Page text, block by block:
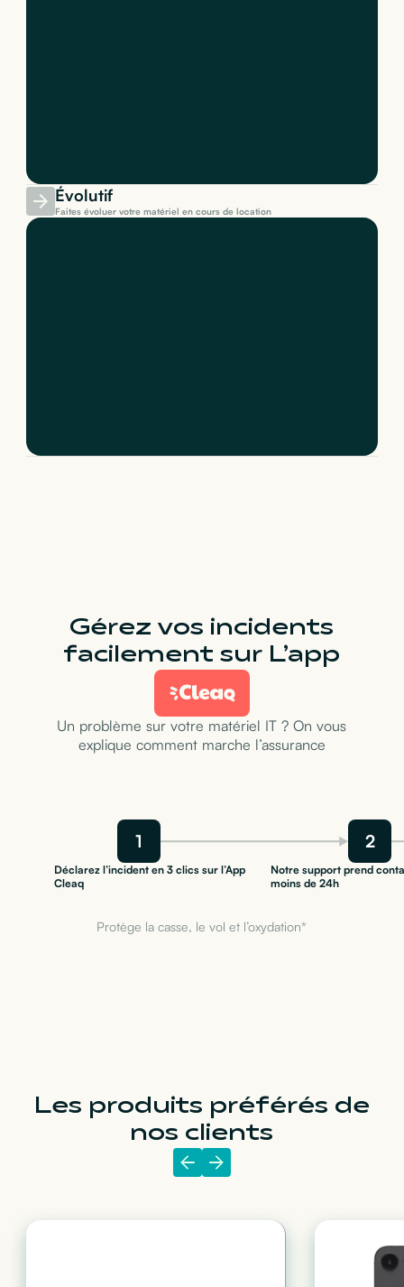
Évolutif
Faites évoluer votre matériel en cours de location
Gérez vos incidents
facilement sur L’app
Un problème sur votre matériel IT ? On vous
explique comment marche l’assurance
1 2
Déclarez l’incident en 3 clics sur l’App
Cleaq
Notre support prend
moins de 24h
Protège la casse, le vol et l’oxydation*
Les produits préférés de
nos clients